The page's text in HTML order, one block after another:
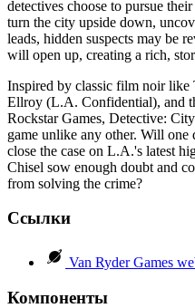
detectives choose to pursue
turn the city upside down,
leads, hidden suspects may be
will open up, creating a rich,
Inspired by classic film noir like
Ellroy (L.A. Confidential), and
Rockstar Games, Detective:
game unlike any other. Will one
close the case on L.A.'s latest
Chisel sow enough doubt and
from solving the crime?
Ссылки
Van Ryder Games
Компоненты